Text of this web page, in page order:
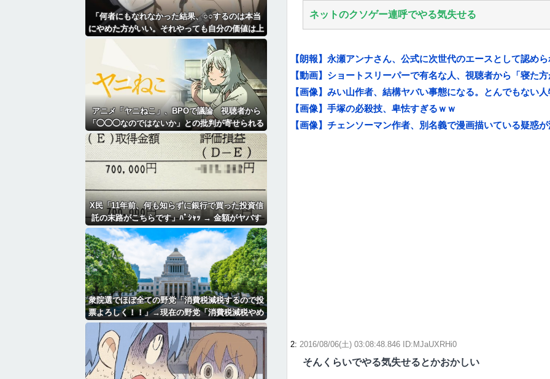
ネットのクソゲー連呼でやる気失せる
【朗報】永瀬アンナさん、公式に次世代のエースとして認めら
【動画】ショートスリーパーで有名な人、視聴者から「寝た
【画像】みい山作者、結構ヤバい事態になる。とんでもない
【画像】手塚の必殺技、卑怯すぎるｗｗ
【画像】チェンソーマン作者、別名義で漫画描いている疑惑が
2: 2016/08/06(土) 03:08:48.846 ID:MJaUXRHi0
そんくらいでやる気失せるとかおかしい
「何者にもなれなかった結果、○○するのは本当
にやめた方がいい。それやっても自分の価値は上
がらない」→各界隈に突き刺さってしまう
アニメ「ヤニねこ」、BPOで議論 視聴者から
「◯◯◯なのではないか」との批判が寄せられる
X民「11年前、何も知らずに銀行で買った投資信
託の末路がこちらです」ﾊﾟｼｬｯ → 金額がヤバす
ぎるｗｗｗｗｗｗ
衆院選でほぼ全ての野党「消費税減税するので投
票よろしく！！」→現在の野党「消費税減税やめ
ろ！！財源はどうするんだ！！」